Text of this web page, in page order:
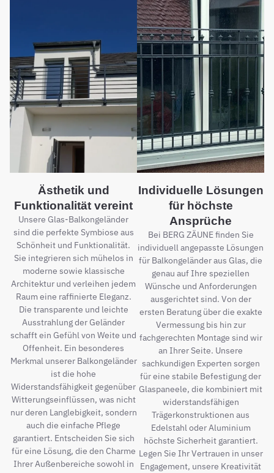
Ästhetik und
Funktionalität vereint
Unsere Glas-Balkongeländer
sind die perfekte Symbiose aus
Schönheit und Funktionalität.
Sie integrieren sich mühelos in
moderne sowie klassische
Architektur und verleihen jedem
Raum eine raffinierte Eleganz.
Die transparente und leichte
Ausstrahlung der Geländer
schafft ein Gefühl von Weite und
Offenheit. Ein besonderes
Merkmal unserer Balkongeländer
ist die hohe
Widerstandsfähigkeit gegenüber
Witterungseinflüssen, was nicht
nur deren Langlebigkeit, sondern
auch die einfache Pflege
garantiert. Entscheiden Sie sich
für eine Lösung, die den Charme
Ihrer Außenbereiche sowohl in
Individuelle Lösungen
für höchste
Ansprüche
Bei BERG ZÄUNE finden Sie
individuell angepasste Lösungen
für Balkongeländer aus Glas, die
genau auf Ihre speziellen
Wünsche und Anforderungen
ausgerichtet sind. Von der
ersten Beratung über die exakte
Vermessung bis hin zur
fachgerechten Montage sind wir
an Ihrer Seite. Unsere
sachkundigen Experten sorgen
für eine stabile Befestigung der
Glaspaneele, die kombiniert mit
widerstandsfähigen
Trägerkonstruktionen aus
Edelstahl oder Aluminium
höchste Sicherheit garantiert.
Legen Sie Ihr Vertrauen in unser
Engagement, unsere Kreativität